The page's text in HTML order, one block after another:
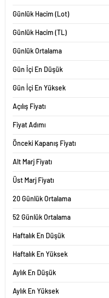
Günlük Hacim (Lot)
Günlük Hacim (TL)
Günlük Ortalama
Gün İçi En Düşük
Gün İçi En Yüksek
Açılış Fiyatı
Fiyat Adımı
Önceki Kapanış Fiyatı
Alt Marj Fiyatı
Üst Marj Fiyatı
20 Günlük Ortalama
52 Günlük Ortalama
Haftalık En Düşük
Haftalık En Yüksek
Aylık En Düşük
Aylık En Yüksek